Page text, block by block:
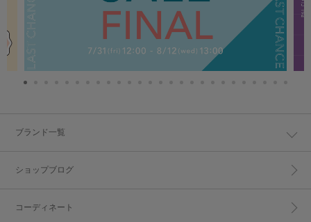
ブランド一覧
ショップブログ
コーディネート